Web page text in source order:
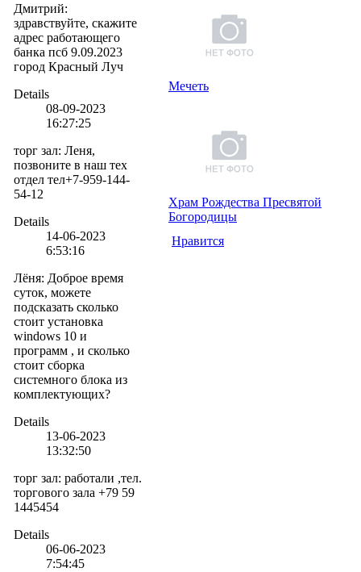
Дмитрий:
здравствуйте, скажите
адрес работающего
банка псб 9.09.2023
город Красный Луч
Details
08-09-2023
16:27:25
торг зал: Леня,
позвоните в наш тех
отдел тел+7-959-144-
54-12
Details
14-06-2023
6:53:16
Лёня: Доброе время
суток, можете
подсказать сколько
стоит установка
windows 10 и
программ , и сколько
стоит сборка
системного блока из
комплектующих?
Details
13-06-2023
13:32:50
торг зал: работали ,тел.
торгового зала +79 59
1445454
Details
06-06-2023
7:54:45
Мечеть
Храм Рождества Пресвятой
Богородицы
Нравится